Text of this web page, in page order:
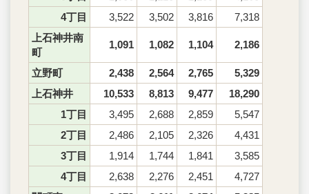
4丁目
3,522 3,502 3,816
7,318
上石神井南
町
1,091 1,082 1,104 2,186
立野町 2,438 2,564 2,765
5,329
上石神井
10,533 8,813 9,477
18,290
1丁目
3,495 2,688 2,859
5,547
2丁目
2,486 2,105 2,326
4,431
3丁目
1,914 1,744 1,841
3,585
4丁目
2,638 2,276 2,451
4,727